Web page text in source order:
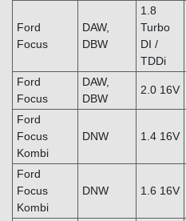
Ford
Focus
DAW,
DBW
1.8
Turbo
DI /
TDDi
Ford
Focus
DAW,
DBW
2.0 16V
Ford
Focus
Kombi
DNW 1.4 16V
Ford
Focus
Kombi
DNW 1.6 16V